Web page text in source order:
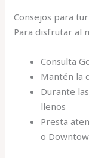
Consejos para
Para disfrutar al
Consulta
Mantén la
Durante
llenos
Presta
o